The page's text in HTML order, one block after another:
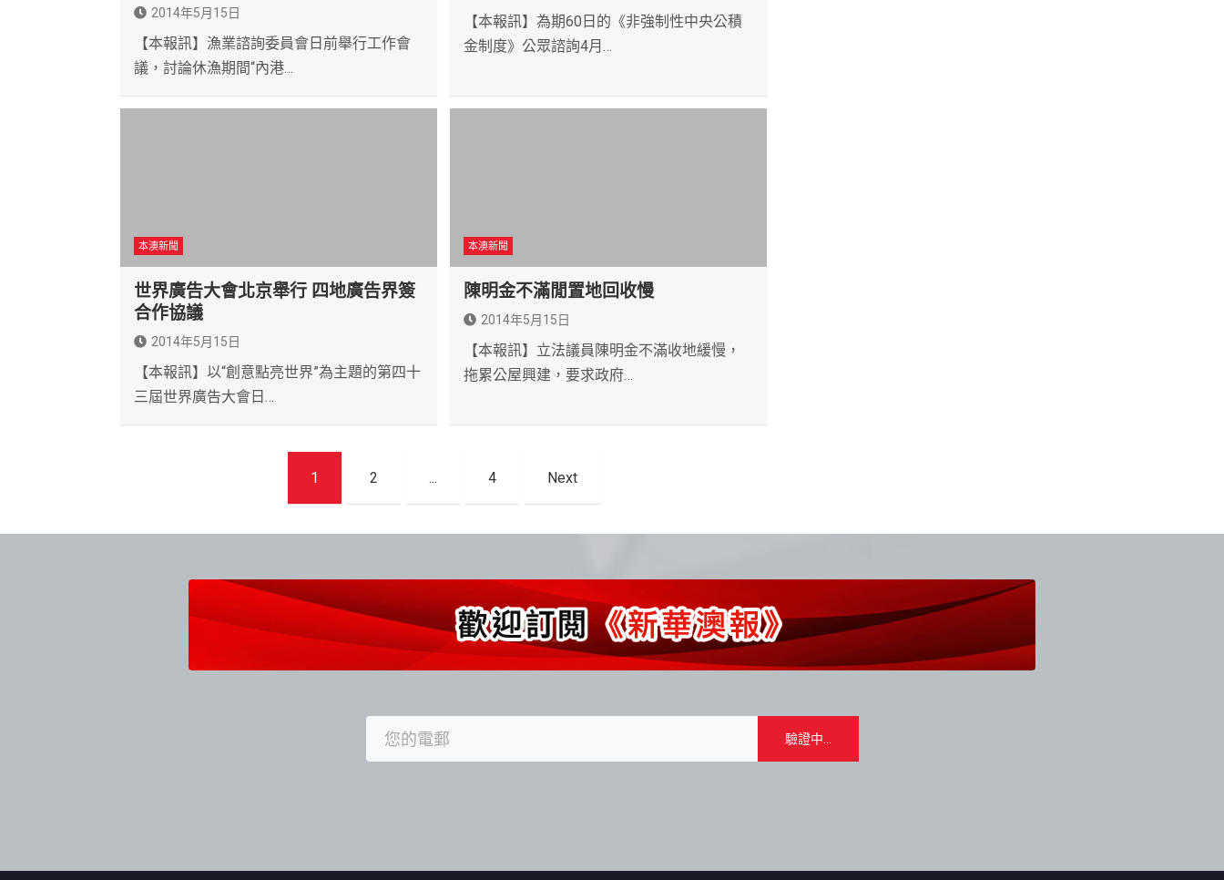
2014年5月15日
【本報訊】漁業諮詢委員會日前舉行工作會
議，討論休漁期間“內港…
【本報訊】為期60日的《非強制性中央公積
金制度》公眾諮詢4月…
本澳新聞
世界廣告大會北京舉行 四地廣告界簽
合作協議
2014年5月15日
【本報訊】以“創意點亮世界”為主題的第四十
三屆世界廣告大會日…
本澳新聞
陳明金不滿閒置地回收慢
2014年5月15日
【本報訊】立法議員陳明金不滿收地緩慢，
拖累公屋興建，要求政府…
導
1 2 ... 4 Next